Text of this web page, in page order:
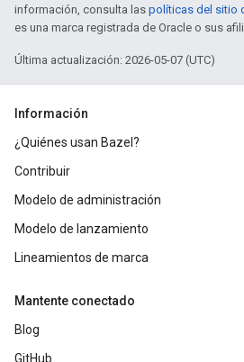
información, consulta las políticas del sitio
es una marca registrada de Oracle o sus
Última actualización: 2026-05-07 (UTC)
Información
¿Quiénes usan Bazel?
Contribuir
Modelo de administración
Modelo de lanzamiento
Lineamientos de marca
Mantente conectado
Blog
GitHub